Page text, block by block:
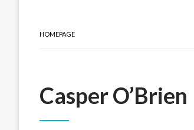
HOMEPAGE
Casper O’Brien